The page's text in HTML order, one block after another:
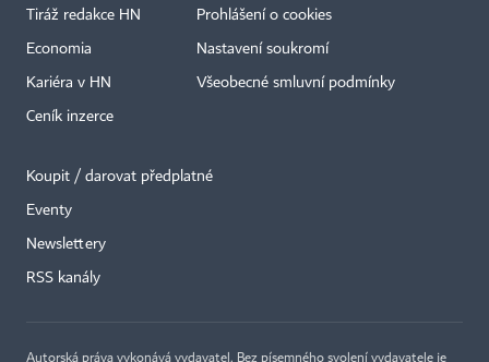
Tiráž redakce HN
Economia
Kariéra v HN
Ceník inzerce
Prohlášení o cookies
Nastavení soukromí
Všeobecné smluvní podmínky
Koupit / darovat předplatné
Eventy
Newslettery
RSS kanály
Autorská práva vykonává vydavatel. Bez písemného svolení vydavatele je